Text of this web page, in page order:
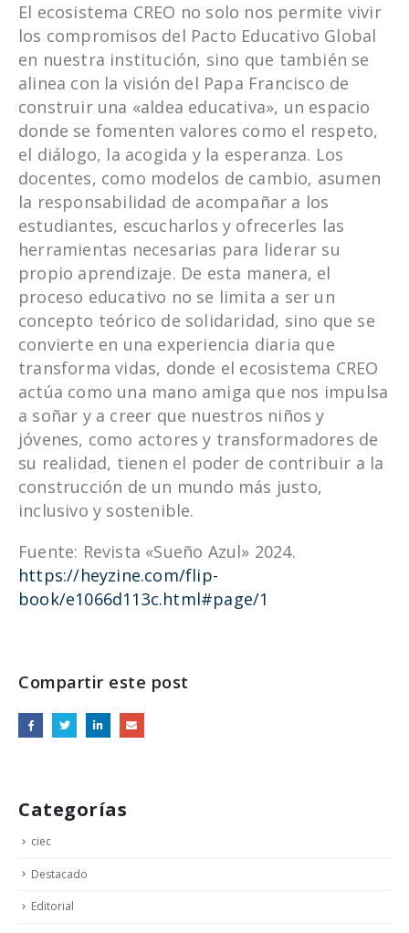
El ecosistema CREO no solo nos permite vivir
los compromisos del Pacto Educativo Global
en nuestra institución, sino que también se
alinea con la visión del Papa Francisco de
construir una «aldea educativa», un espacio
donde se fomenten valores como el respeto,
el diálogo, la acogida y la esperanza. Los
docentes, como modelos de cambio, asumen
la responsabilidad de acompañar a los
estudiantes, escucharlos y ofrecerles las
herramientas necesarias para liderar su
propio aprendizaje. De esta manera, el
proceso educativo no se limita a ser un
concepto teórico de solidaridad, sino que se
convierte en una experiencia diaria que
transforma vidas, donde el ecosistema CREO
actúa como una mano amiga que nos impulsa
a soñar y a creer que nuestros niños y
jóvenes, como actores y transformadores de
su realidad, tienen el poder de contribuir a la
construcción de un mundo más justo,
inclusivo y sostenible.
Fuente: Revista «Sueño Azul» 2024.
https://heyzine.com/flip-
book/e1066d113c.html#page/1
Compartir este post
Categorías
ciec
Destacado
Editorial